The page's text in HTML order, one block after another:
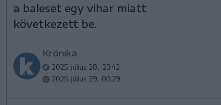
a baleset egy vihar miatt
következett be.
Krónika
2025. július 28., 23:42
2025. július 29., 00:29